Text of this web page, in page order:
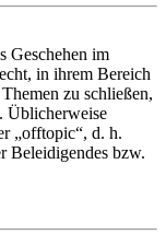
Geschehen im
in ihrem Bereich
zu schließen,
Üblicherweise
„offtopic“, d. h.
Beleidigendes bzw.